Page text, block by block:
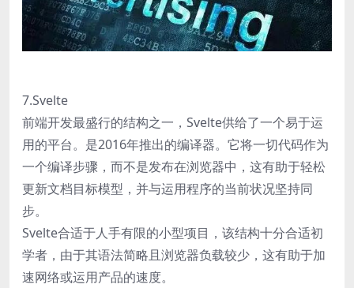
7.Svelte
前端开发最盛行的结构之一，Svelte供给了一个易于运
用的平台。是2016年推出的编译器。它将一切代码作为
一个编译步骤，而不是发布在浏览器中，这有助于轻松
更新文档目标模型，并与运用程序的当前状况坚持同
步。
Svelte合适于人手有限的小型项目，该结构十分合适初
学者，由于其语法简略且浏览器负载较少，这有助于加
速网络或运用产品的速度。